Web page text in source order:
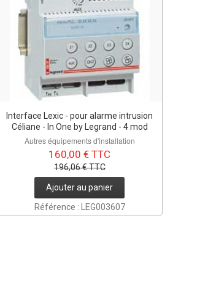
Interface Lexic - pour alarme intrusion
Céliane - In One by Legrand - 4 mod
Autres équipements d'installation
160,00 € TTC
196,06 € TTC
Ajouter au panier
Référence : LEG003607